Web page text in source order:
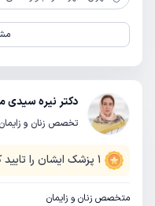
دکتر نیره سیدی
تخصص زنان و
1 پزشک ایشان را تایید
متخصص زنان و زایمان